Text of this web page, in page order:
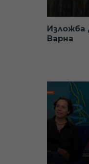
Изложба
Варна